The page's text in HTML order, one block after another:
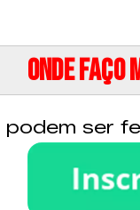
Onde faço
ser